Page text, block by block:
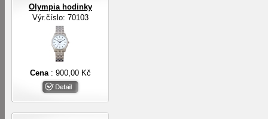
Olympia hodinky
Výr.číslo: 70103
Cena : 900,00 Kč